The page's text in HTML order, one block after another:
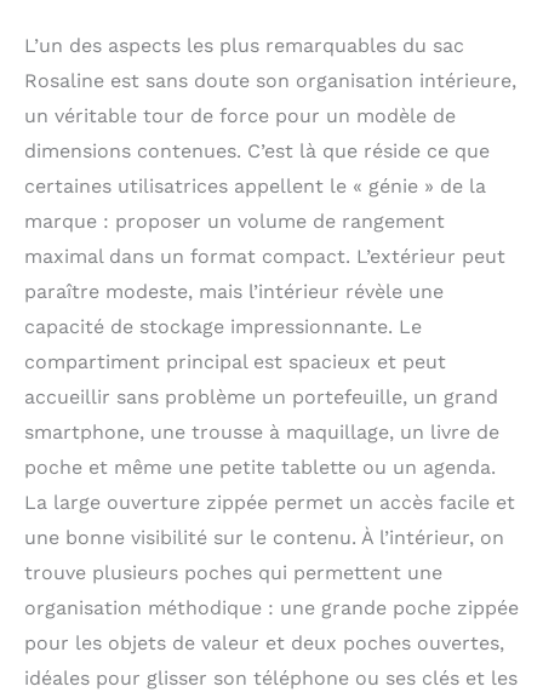
L’un des aspects les plus remarquables du sac
Rosaline est sans doute son organisation intérieure,
un véritable tour de force pour un modèle de
dimensions contenues. C’est là que réside ce que
certaines utilisatrices appellent le « génie » de la
marque : proposer un volume de rangement
maximal dans un format compact. L’extérieur peut
paraître modeste, mais l’intérieur révèle une
capacité de stockage impressionnante. Le
compartiment principal est spacieux et peut
accueillir sans problème un portefeuille, un grand
smartphone, une trousse à maquillage, un livre de
poche et même une petite tablette ou un agenda.
La large ouverture zippée permet un accès facile et
une bonne visibilité sur le contenu. À l’intérieur, on
trouve plusieurs poches qui permettent une
organisation méthodique : une grande poche zippée
pour les objets de valeur et deux poches ouvertes,
idéales pour glisser son téléphone ou ses clés et les